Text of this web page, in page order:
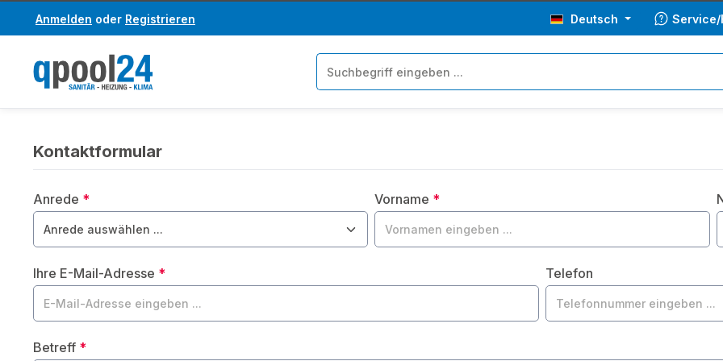
Hauptinhalt springen
Zur Suche springen
Anmelden oder Registrieren Deutsch Service/
Kontaktformular
Anrede * Vorname *
Ihre E-Mail-Adresse * Telefon
Betreff *